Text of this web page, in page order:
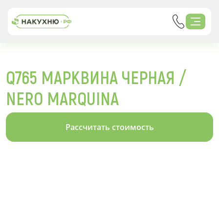
Q765 МАРКВИНА ЧЕРНАЯ /
NERO MARQUINA
Рассчитать стоимость